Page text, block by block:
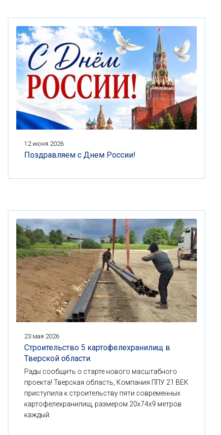
12 июня 2026
Поздравляем с Днем России!
23 мая 2026
Строительство 5 картофелехранилищ в
Тверской области.
Рады сообщить о старте нового масштабного
проекта! Тверская область, Компания ППУ 21 ВЕК
приступила к строительству пяти современных
картофелехранилищ, размером 20x74x9 метров
каждый.